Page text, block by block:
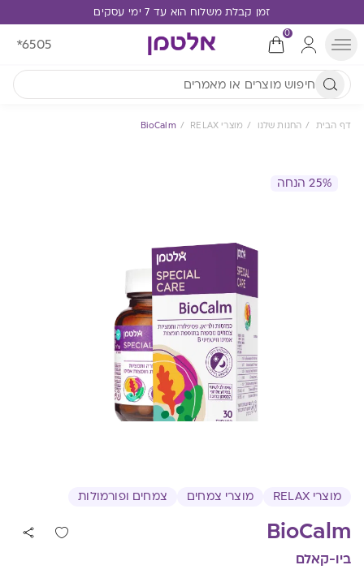
זמן קבלת משלוח הוא עד 7 ימי עסקים
עלות משלוח 30 ש"ח | משלוח חינם ברכישה מעל 249 ₪
0
*6505
דף הבית החנות שלנו מוצרי RELAX BioCalm
25% הנחה
מוצרי RELAX מוצרי צמחים צמחים ופורמולות
BioCalm
ביו-קאלם